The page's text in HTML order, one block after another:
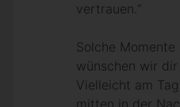
vertrauen.“
Solche
wünschen wir
Vielleicht am
mitten in der